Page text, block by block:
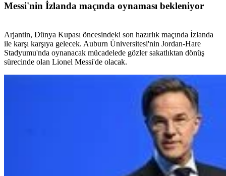
Messi'nin İzlanda maçında oynaması bekleniyor
Arjantin, Dünya Kupası öncesindeki son hazırlık maçında İzlanda
ile karşı karşıya gelecek. Auburn Üniversitesi'nin Jordan-Hare
Stadyumu'nda oynanacak mücadelede gözler sakatlıktan dönüş
sürecinde olan Lionel Messi'de olacak.